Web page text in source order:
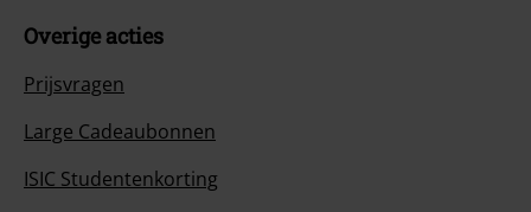
Overige acties
Prijsvragen
Large Cadeaubonnen
ISIC Studentenkorting